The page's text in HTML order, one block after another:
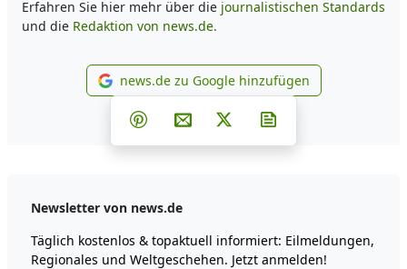
Erfahren Sie hier mehr über die journalistischen Standards
und die Redaktion von news.de.
news.de zu Google
news.de zu Google hinzufügen
Teilen auf Facebook
Teilen auf Whatsapp
Teilen auf Telegram
Teilen auf Pinterest
Per E-Mail teilen
Post auf X
Newsletter von news.de
Täglich kostenlos & topaktuell informiert: Eilmeldungen,
Regionales und Weltgeschehen. Jetzt anmelden!